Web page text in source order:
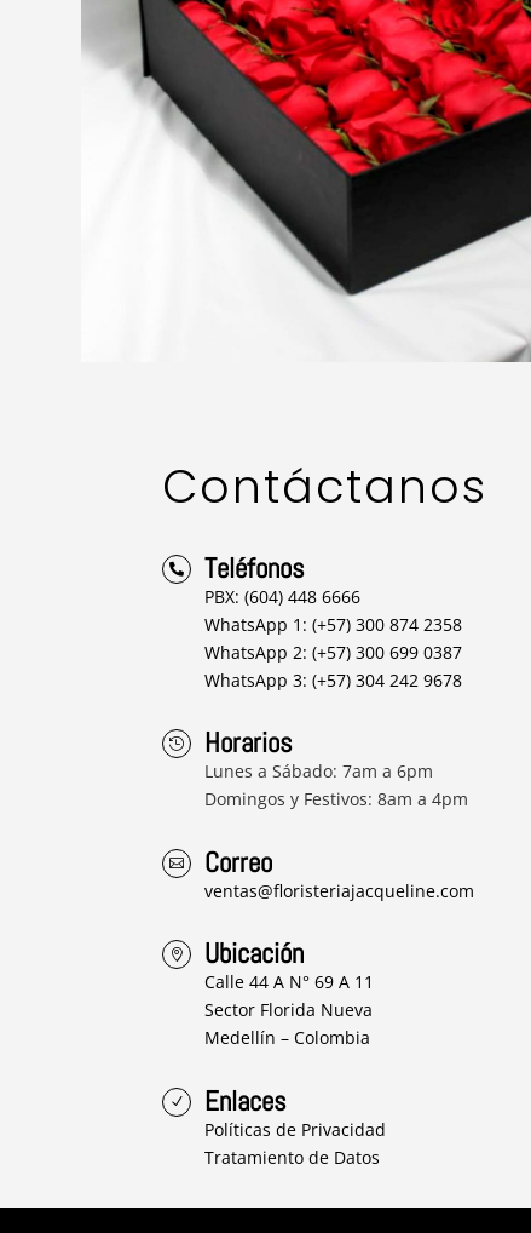
Contáctanos
 Teléfonos
PBX: (604) 448 6666
WhatsApp 1: (+57) 300 874 2358
WhatsApp 2: (+57) 300 699 0387
WhatsApp 3: (+57) 304 242 9678
 Horarios
Lunes a Sábado: 7am a 6pm
Domingos y Festivos: 8am a 4pm
 Correo
ventas@floristeriajacqueline.com
 Ubicación
Calle 44 A N° 69 A 11
Sector Florida Nueva
Medellín – Colombia
N Enlaces
Políticas de Privacidad
Tratamiento de Datos